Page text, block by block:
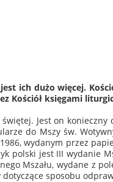
ich dużo więcej.
Kościół księgami
Jest on
do Mszy św.
wydanym przez
polski jest III wydanie
Mszału, wydane z
dotyczące sposobu